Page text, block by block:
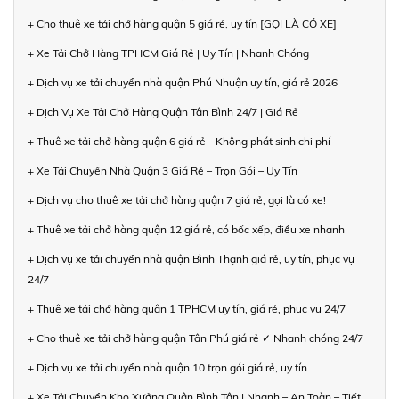
+ Cho thuê xe tải chở hàng quận 5 giá rẻ, uy tín [GỌI LÀ CÓ XE]
+ Xe Tải Chở Hàng TPHCM Giá Rẻ | Uy Tín | Nhanh Chóng
+ Dịch vụ xe tải chuyển nhà quận Phú Nhuận uy tín, giá rẻ 2026
+ Dịch Vụ Xe Tải Chở Hàng Quận Tân Bình 24/7 | Giá Rẻ
+ Thuê xe tải chở hàng quận 6 giá rẻ - Không phát sinh chi phí
+ Xe Tải Chuyển Nhà Quận 3 Giá Rẻ – Trọn Gói – Uy Tín
+ Dịch vụ cho thuê xe tải chở hàng quận 7 giá rẻ, gọi là có xe!
+ Thuê xe tải chở hàng quận 12 giá rẻ, có bốc xếp, điều xe nhanh
+ Dịch vụ xe tải chuyển nhà quận Bình Thạnh giá rẻ, uy tín, phục vụ
24/7
+ Thuê xe tải chở hàng quận 1 TPHCM uy tín, giá rẻ, phục vụ 24/7
+ Cho thuê xe tải chở hàng quận Tân Phú giá rẻ ✓ Nhanh chóng 24/7
+ Dịch vụ xe tải chuyển nhà quận 10 trọn gói giá rẻ, uy tín